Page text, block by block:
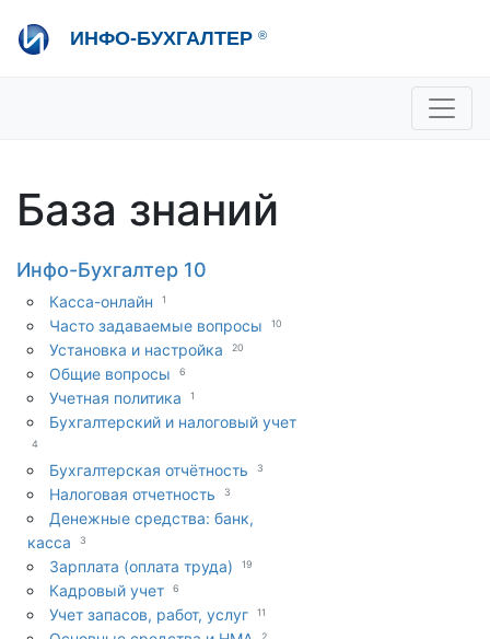
ИНФО-БУХГАЛТЕР ®
Отдел продаж
Консультации
База знаний
Инфо-Бухгалтер 10
Касса-онлайн 1
Часто задаваемые вопросы 10
Установка и настройка 20
Общие вопросы 6
Учетная политика 1
Бухгалтерский и налоговый учет
4
Бухгалтерская отчётность 3
Налоговая отчетность 3
Денежные средства: банк,
касса
3
Зарплата (оплата труда) 19
Кадровый учет 6
Учет запасов, работ, услуг 11
2